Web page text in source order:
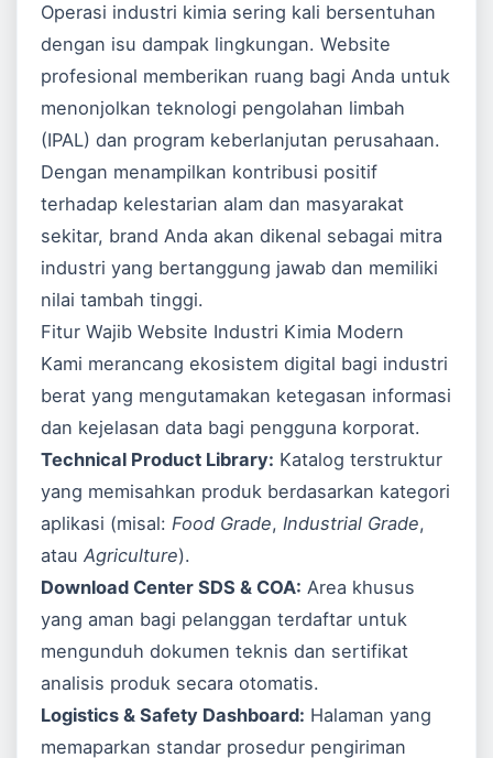
Operasi industri kimia sering kali bersentuhan
dengan isu dampak lingkungan. Website
profesional memberikan ruang bagi Anda untuk
menonjolkan teknologi pengolahan limbah
(IPAL) dan program keberlanjutan perusahaan.
Dengan menampilkan kontribusi positif
terhadap kelestarian alam dan masyarakat
sekitar, brand Anda akan dikenal sebagai mitra
industri yang bertanggung jawab dan memiliki
nilai tambah tinggi.
Fitur Wajib Website Industri Kimia Modern
Kami merancang ekosistem digital bagi industri
berat yang mengutamakan ketegasan informasi
dan kejelasan data bagi pengguna korporat.
Technical Product Library: Katalog terstruktur
yang memisahkan produk berdasarkan kategori
aplikasi (misal:Food Grade,Industrial Grade,
atauAgriculture).
Download Center SDS & COA: Area khusus
yang aman bagi pelanggan terdaftar untuk
mengunduh dokumen teknis dan sertifikat
analisis produk secara otomatis.
Logistics & Safety Dashboard: Halaman yang
memaparkan standar prosedur pengiriman